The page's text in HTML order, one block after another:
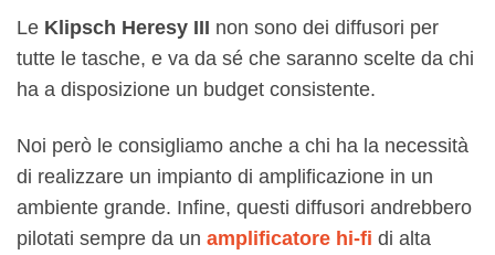
Le Klipsch Heresy III non sono dei diffusori per
tutte le tasche, e va da sé che saranno scelte da chi
ha a disposizione un budget consistente.
Noi però le consigliamo anche a chi ha la necessità
di realizzare un impianto di amplificazione in un
ambiente grande. Infine, questi diffusori andrebbero
pilotati sempre da un amplificatore hi-fi di alta